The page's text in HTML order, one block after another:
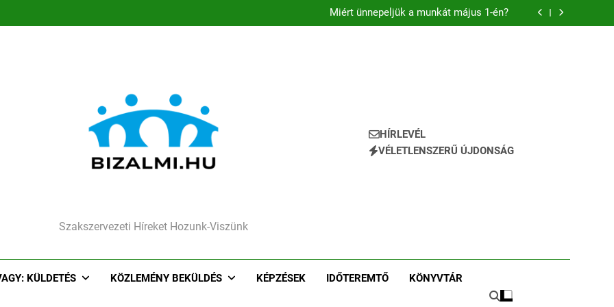
Szövetsége
Miért ünnepeljük a munkát május 1-én?
Társadalmi felelősségvállalás avagy a Szakszervezetek ereje egy
Szakszervezeti Híreket Hozunk-Viszünk
HÍRLEVÉL
VÉLETLENSZERŰ ÚJDONSÁG
KÜLDETÉS KÖZLEMÉNY BEKÜLDÉS KÉPZÉSEK IDŐTEREMTŐ KÖNYVTÁR